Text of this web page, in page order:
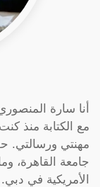
أنا سارة
مع الكتابة منذ
مهنتي ورسالتي.
جامعة القاهرة،
الأمريكية في